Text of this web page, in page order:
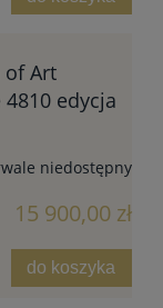
of Art
edycja
niedostępny
15 900,00 zł
do koszyka